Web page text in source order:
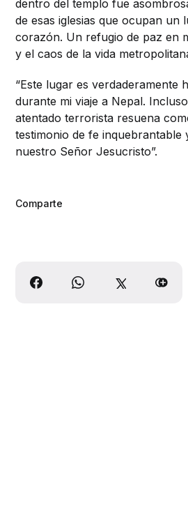
dentro del templo fue
de esas iglesias que ocupan un
corazón. Un refugio de paz en
y el caos de la vida
“Este lugar es verdaderamente
durante mi viaje a Nepal.
atentado terrorista resuena
testimonio de fe inquebrantable
nuestro Señor Jesucristo”.
Comparte